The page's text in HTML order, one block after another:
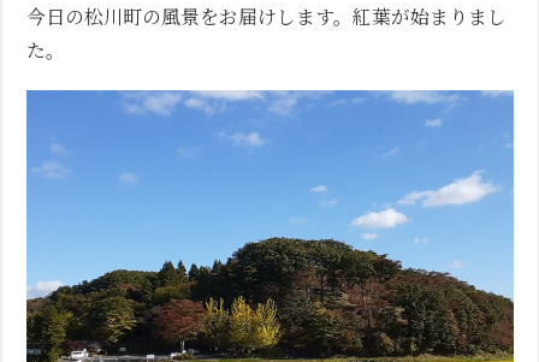
今日の松川町の風景をお届けします。紅葉が始まりまし
た。